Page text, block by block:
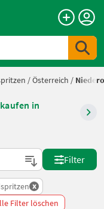
/Österreich /
in
Filter
x
Filter löschen